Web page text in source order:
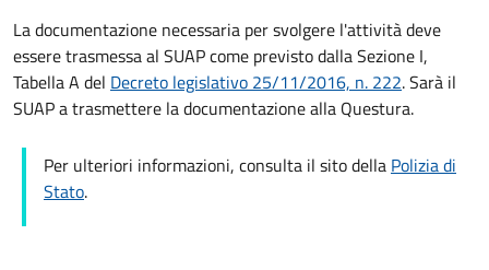
La documentazione necessaria per svolgere l'attività deve
essere trasmessa al SUAP come previsto dalla Sezione I,
Tabella A del Decreto legislativo 25/11/2016, n. 222. Sarà il
SUAP a trasmettere la documentazione alla Questura.
Per ulteriori informazioni, consulta il sito della Polizia di
Stato.